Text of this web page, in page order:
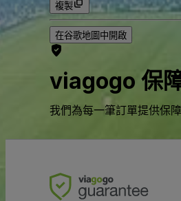
複製
在谷歌地圖中開啟
viagogo 保
我們為每一筆訂單提供保